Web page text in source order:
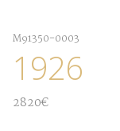
M91350-0003
1926
2820€